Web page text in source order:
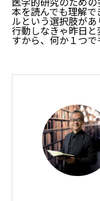
本を読んでも理解
ルという選択肢があ
行動しなきゃ昨日
すから、何か１つ